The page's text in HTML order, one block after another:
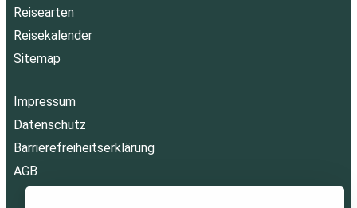
Reisearten
Reisekalender
Sitemap
Impressum
Datenschutz
Barrierefreiheitserklärung
AGB